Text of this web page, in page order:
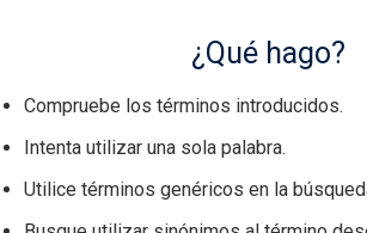
¿Qué hago?
Compruebe los términos introducidos.
Intenta utilizar una sola palabra.
Utilice términos genéricos en la